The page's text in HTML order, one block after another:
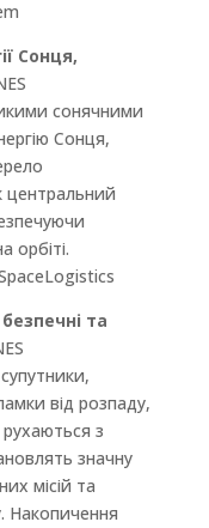
Сонця,
сонячними
Сонця,
центральний
орбіті.
та
від розпаду,
рухаються з
значну
місій та
Накопичення